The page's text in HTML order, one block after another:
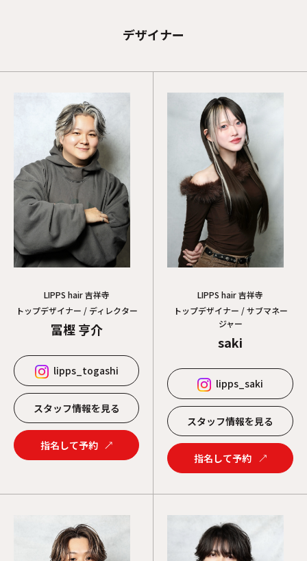
デザイナー
LIPPS hair 吉祥寺
トップデザイナー / ディレクター
冨樫 亨介
lipps_togashi
スタッフ情報を見る
指名して予約
LIPPS hair 吉祥寺
トップデザイナー / サブマネー
ジャー
saki
lipps_saki
スタッフ情報を見る
指名して予約